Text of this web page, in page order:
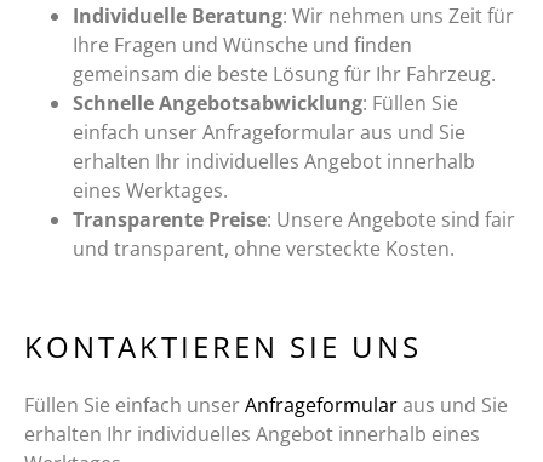
Individuelle Beratung: Wir nehmen uns Zeit für
Ihre Fragen und Wünsche und finden
gemeinsam die beste Lösung für Ihr Fahrzeug.
Schnelle Angebotsabwicklung: Füllen Sie
einfach unser Anfrageformular aus und Sie
erhalten Ihr individuelles Angebot innerhalb
eines Werktages.
Transparente Preise: Unsere Angebote sind fair
und transparent, ohne versteckte Kosten.
KONTAKTIEREN SIE UNS
Füllen Sie einfach unserAnfrageformularaus und Sie
erhalten Ihr individuelles Angebot innerhalb eines